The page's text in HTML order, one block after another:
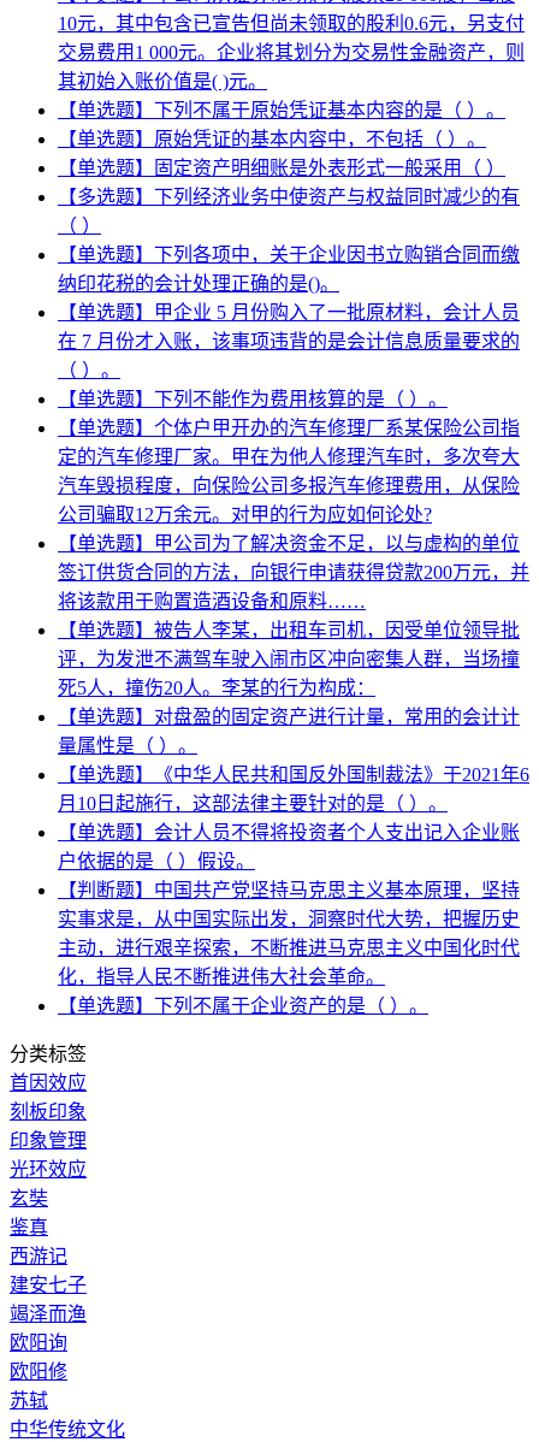
10元，其中包含已宣告但尚未领取的股利0.6元，另支付
交易费用1 000元。企业将其划分为交易性金融资产，则
其初始入账价值是( )元。
【单选题】下列不属于原始凭证基本内容的是（ ）。
【单选题】原始凭证的基本内容中，不包括（ ）。
【单选题】固定资产明细账是外表形式一般采用（ ）
【多选题】下列经济业务中使资产与权益同时减少的有
（ ）
【单选题】下列各项中，关于企业因书立购销合同而缴
纳印花税的会计处理正确的是()。
【单选题】甲企业 5 月份购入了一批原材料，会计人员
在 7 月份才入账，该事项违背的是会计信息质量要求的
（ ）。
【单选题】下列不能作为费用核算的是（ ）。
【单选题】个体户甲开办的汽车修理厂系某保险公司指
定的汽车修理厂家。甲在为他人修理汽车时，多次夸大
汽车毁损程度，向保险公司多报汽车修理费用，从保险
公司骗取12万余元。对甲的行为应如何论处?
【单选题】甲公司为了解决资金不足，以与虚构的单位
签订供货合同的方法，向银行申请获得贷款200万元，并
将该款用于购置造酒设备和原料……
【单选题】被告人李某，出租车司机，因受单位领导批
评，为发泄不满驾车驶入闹市区冲向密集人群，当场撞
死5人，撞伤20人。李某的行为构成：
【单选题】对盘盈的固定资产进行计量，常用的会计计
量属性是（ ）。
【单选题】《中华人民共和国反外国制裁法》于2021年6
月10日起施行，这部法律主要针对的是（ ）。
【单选题】会计人员不得将投资者个人支出记入企业账
户依据的是（ ）假设。
【判断题】中国共产党坚持马克思主义基本原理，坚持
实事求是，从中国实际出发，洞察时代大势，把握历史
主动，进行艰辛探索，不断推进马克思主义中国化时代
化，指导人民不断推进伟大社会革命。
【单选题】下列不属于企业资产的是（ ）。
分类标签
首因效应
刻板印象
印象管理
光环效应
玄奘
鉴真
西游记
建安七子
竭泽而渔
欧阳询
欧阳修
苏轼
中华传统文化